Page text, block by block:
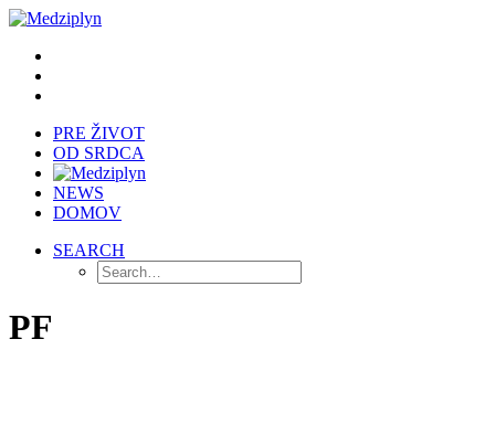
PRE ŽIVOT
OD SRDCA
NEWS
DOMOV
SEARCH
PF